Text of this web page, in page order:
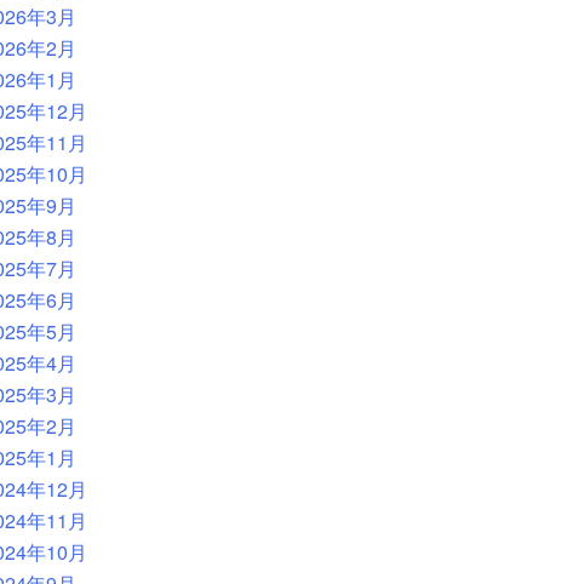
年3月
年2月
年1月
年12月
年11月
年10月
年9月
年8月
年7月
年6月
年5月
年4月
年3月
年2月
年1月
年12月
年11月
年10月